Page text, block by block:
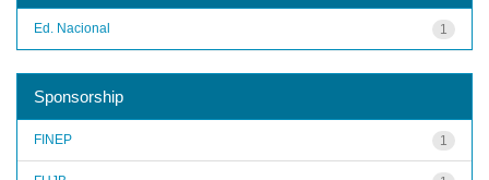
1
Ed. Nacional
Sponsorship
1
FINEP